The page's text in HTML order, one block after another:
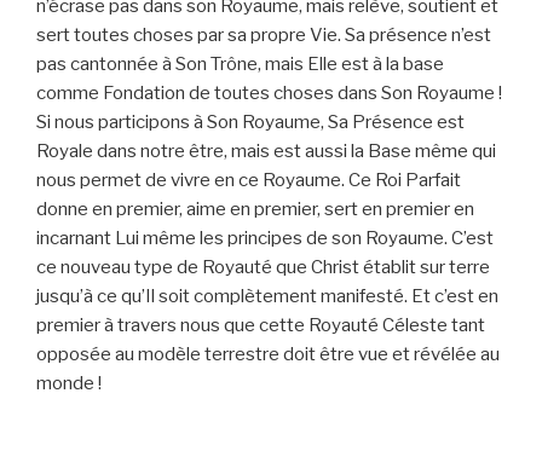
n’écrase pas dans son Royaume, mais relève, soutient et
sert toutes choses par sa propre Vie. Sa présence n’est
pas cantonnée à Son Trône, mais Elle est à la base
comme Fondation de toutes choses dans Son Royaume !
Si nous participons à Son Royaume, Sa Présence est
Royale dans notre être, mais est aussi la Base même qui
nous permet de vivre en ce Royaume. Ce Roi Parfait
donne en premier, aime en premier, sert en premier en
incarnant Lui même les principes de son Royaume. C’est
ce nouveau type de Royauté que Christ établit sur terre
jusqu’à ce qu’Il soit complètement manifesté. Et c’est en
premier à travers nous que cette Royauté Céleste tant
opposée au modèle terrestre doit être vue et révélée au
monde !